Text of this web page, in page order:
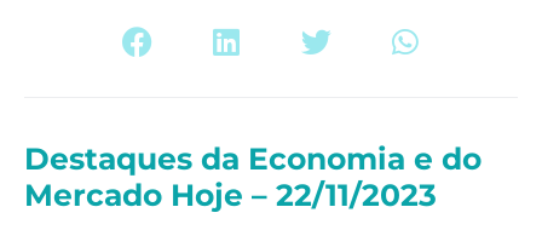
Destaques da Economia e do
Mercado Hoje – 22/11/2023